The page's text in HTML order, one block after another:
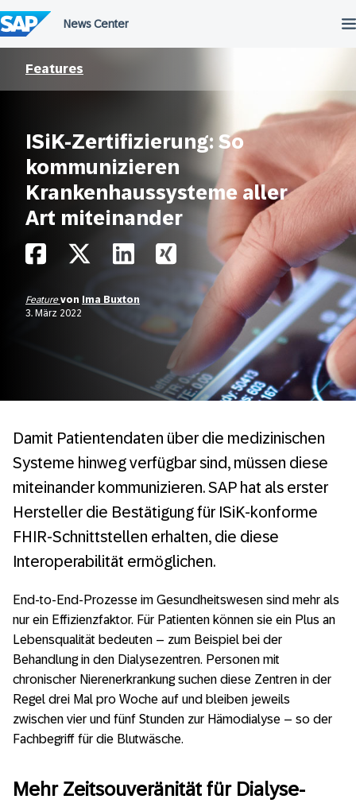
Features
ISiK-Zertifizierung: So
kommunizieren
Krankenhaussysteme aller
Art miteinander
Featurevon
Ima Buxton
3. März 2022
Damit Patientendaten über die medizinischen
Systeme hinweg verfügbar sind, müssen diese
miteinander kommunizieren. SAP hat als erster
Hersteller die Bestätigung für ISiK-konforme
FHIR-Schnittstellen erhalten, die diese
Interoperabilität ermöglichen.
End-to-End-Prozesse im Gesundheitswesen sind mehr als
nur ein Effizienzfaktor. Für Patienten können sie ein Plus an
Lebensqualität bedeuten – zum Beispiel bei der
Behandlung in den Dialysezentren. Personen mit
chronischer Nierenerkrankung suchen diese Zentren in der
Regel drei Mal pro Woche auf und bleiben jeweils
zwischen vier und fünf Stunden zur Hämodialyse – so der
Fachbegriff für die Blutwäsche.
Mehr Zeitsouveränität für Dialyse-